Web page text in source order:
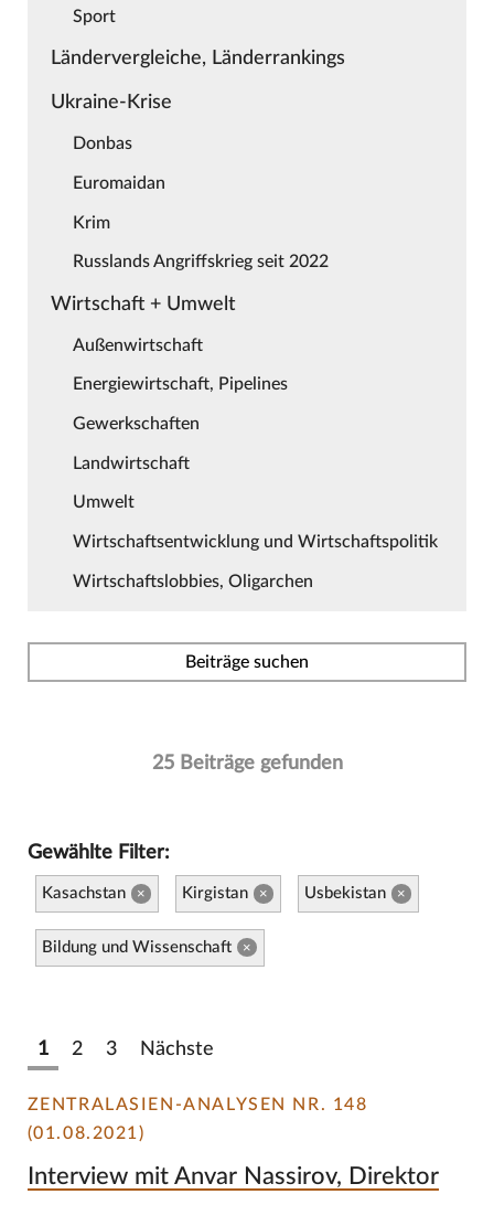
Sport
Ländervergleiche, Länderrankings
Ukraine-Krise
Donbas
Euromaidan
Krim
Russlands Angriffskrieg seit 2022
Wirtschaft + Umwelt
Außenwirtschaft
Energiewirtschaft, Pipelines
Gewerkschaften
Landwirtschaft
Umwelt
Wirtschaftsentwicklung und Wirtschaftspolitik
Wirtschaftslobbies, Oligarchen
Beiträge suchen
25 Beiträge gefunden
Gewählte Filter:
Kasachstan × Kirgistan × Usbekistan ×
Bildung und Wissenschaft ×
1 2 3 Nächste
ZENTRALASIEN-ANALYSEN NR. 148
(01.08.2021)
Interview mit Anvar Nassirov, Direktor